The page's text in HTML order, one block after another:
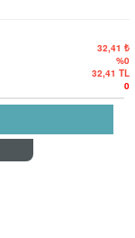
32,41 ₺
%0
32,41 TL
0